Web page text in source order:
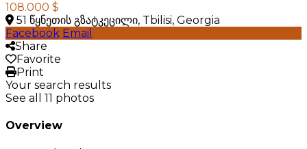
108.000 $
51 წყნეთის გზატკეცილი, Tbilisi, Georgia
Facebook Email
Share
Favorite
Print
Your search results
See all 11 photos
Overview